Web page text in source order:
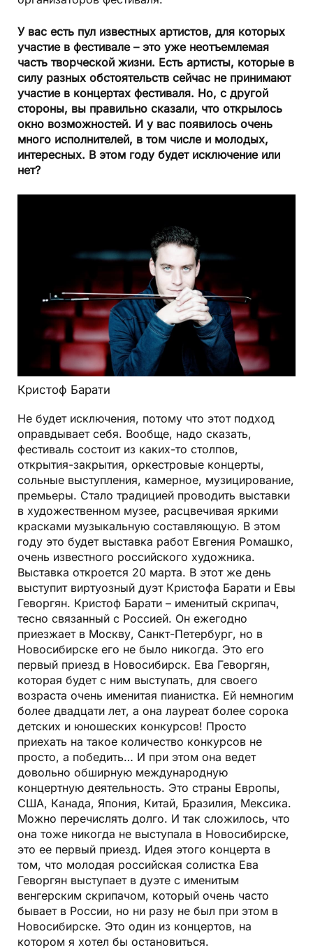
У вас есть пул известных артистов, для которых
участие в фестивале – это уже неотъемлемая
часть творческой жизни. Есть артисты, которые в
силу разных обстоятельств сейчас не принимают
участие в концертах фестиваля. Но, с другой
стороны, вы правильно сказали, что открылось
окно возможностей. И у вас появилось очень
много исполнителей, в том числе и молодых,
интересных. В этом году будет исключение или
нет?
Кристоф Барати
Не будет исключения, потому что этот подход
оправдывает себя. Вообще, надо сказать,
фестиваль состоит из каких-то столпов,
открытия-закрытия, оркестровые концерты,
сольные выступления, камерное, музицирование,
премьеры. Стало традицией проводить выставки
в художественном музее, расцвечивая яркими
красками музыкальную составляющую. В этом
году это будет выставка работ Евгения Ромашко,
очень известного российского художника.
Выставка откроется 20 марта. В этот же день
выступит виртуозный дуэт Кристофа Барати и Евы
Геворгян. Кристоф Барати – именитый скрипач,
тесно связанный с Россией. Он ежегодно
приезжает в Москву, Санкт-Петербург, но в
Новосибирске его не было никогда. Это его
первый приезд в Новосибирск. Ева Геворгян,
которая будет с ним выступать, для своего
возраста очень именитая пианистка. Ей немногим
более двадцати лет, а она лауреат более сорока
детских и юношеских конкурсов! Просто
приехать на такое количество конкурсов не
просто, а победить… И при этом она ведет
довольно обширную международную
концертную деятельность. Это страны Европы,
США, Канада, Япония, Китай, Бразилия, Мексика.
Можно перечислять долго. И так сложилось, что
она тоже никогда не выступала в Новосибирске,
это ее первый приезд. Идея этого концерта в
том, что молодая российская солистка Ева
Геворгян выступает в дуэте с именитым
венгерским скрипачом, который очень часто
бывает в России, но ни разу не был при этом в
Новосибирске. Это один из концертов, на
котором я хотел бы остановиться.